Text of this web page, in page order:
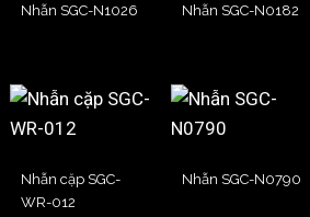
Nhẫn SGC-N1026 Nhẫn SGC-N0182
Nhẫn cặp SGC-
WR-012
Nhẫn SGC-N0790